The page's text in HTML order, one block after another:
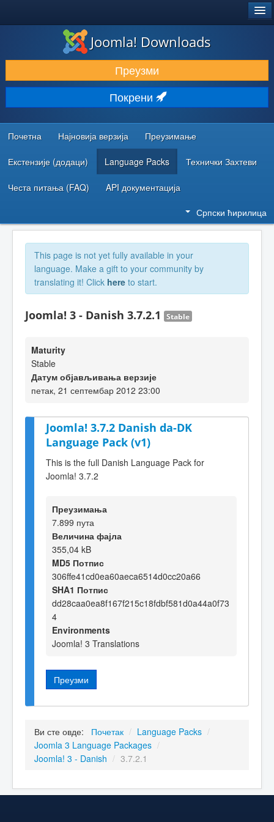
ПРЕУЗИМАЊЕ И ПРОШИРЕЊА (ЕКСТЕНЗИЈЕ)
ОТКРИЈТЕ И НАУЧИТЕ
ЗАЈЕДНИЦА И ПОДРШКА
РЕСУРСИ ЗА РАЗВОЈ
Joomla! Downloads
Преузми
Покрени
Почетна Најновија верзија Преузимање
Екстензије (додаци) Language Packs Технички Захтеви
Честа питања (FAQ) API документација
Српски ћирилица
This page is not yet fully available in your
language. Make a gift to your community by
translating it! Click here to start.
Joomla! 3 - Danish 3.7.2.1 Stable
Maturity
Stable
Датум објављивања верзије
петак, 21 септембар 2012 23:00
Joomla! 3.7.2 Danish da-DK
Language Pack (v1)
This is the full Danish Language Pack for
Joomla! 3.7.2
Преузимања
7.899 пута
Величина фајла
355,04 kB
MD5 Потпис
306ffe41cd0ea60aeca6514d0cc20a66
SHA1 Потпис
dd28caa0ea8f167f215c18fdbf581d0a44a0f73
4
Environments
Joomla! 3 Translations
Преузми
Ви сте овде: Почетак / Language Packs /
Joomla 3 Language Packages /
Joomla! 3 - Danish / 3.7.2.1